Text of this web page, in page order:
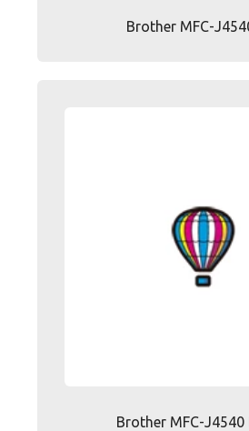
Brother MFC-
Brother MFC-J4540